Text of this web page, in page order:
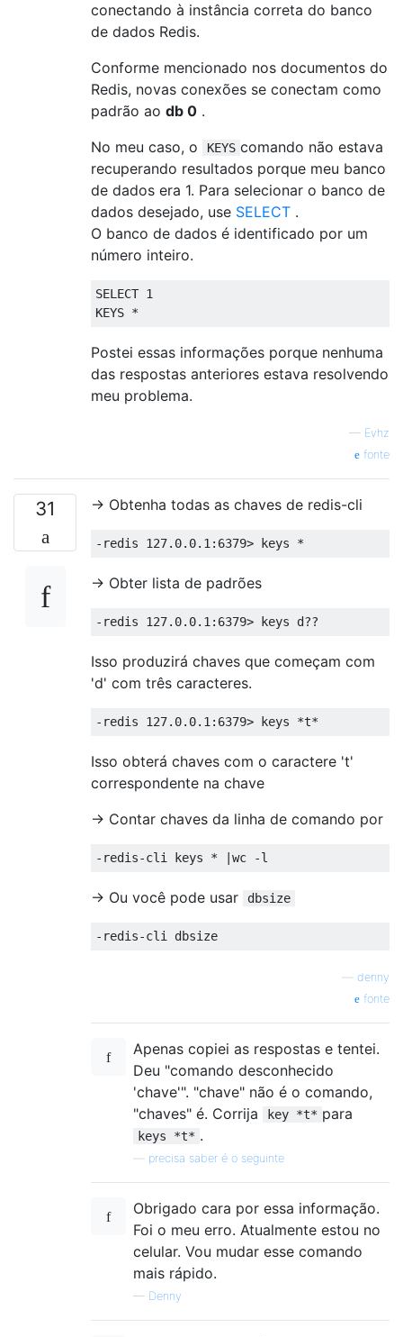
conectando à instância correta do banco
de dados Redis.
Conforme mencionado nos documentos do
Redis, novas conexões se conectam como
padrão ao db 0 .
No meu caso, o
KEYS comando não estava
recuperando resultados porque meu banco
de dados era 1. Para selecionar o banco de
dados desejado, use SELECT .
O banco de dados é identificado por um
número inteiro.
SELECT 1
Postei essas informações porque nenhuma
das respostas anteriores estava resolvendo
meu problema.
— Evhz
fonte
31 -> Obtenha todas as chaves de redis-cli
-> Obter lista de padrões
Isso produzirá chaves que começam com
'd' com três caracteres.
Isso obterá chaves com o caractere 't'
correspondente na chave
-> Contar chaves da linha de comando por
-> Ou você pode usar dbsize
denny
fonte
Apenas copiei as respostas e tentei.
Deu "comando desconhecido
'chave'". "chave" não é o comando,
"chaves" é. Corrija
key *t* para
keys *t* .
precisa saber é o seguinte
Obrigado cara por essa informação.
Foi o meu erro. Atualmente estou no
celular. Vou mudar esse comando
mais rápido.
— Denny